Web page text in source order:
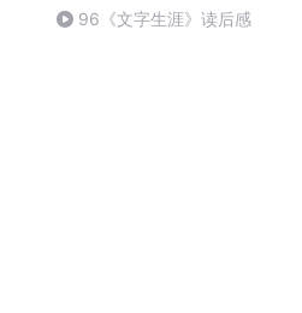
96《文字生涯》读后感